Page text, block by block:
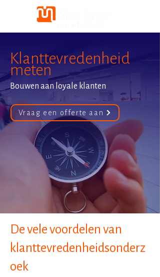
Klanttevredenheid
meten
Bouwen aan loyale klanten
Vraag een offerte aan
​De vele voordelen van
klanttevredenheidsonderz
oek